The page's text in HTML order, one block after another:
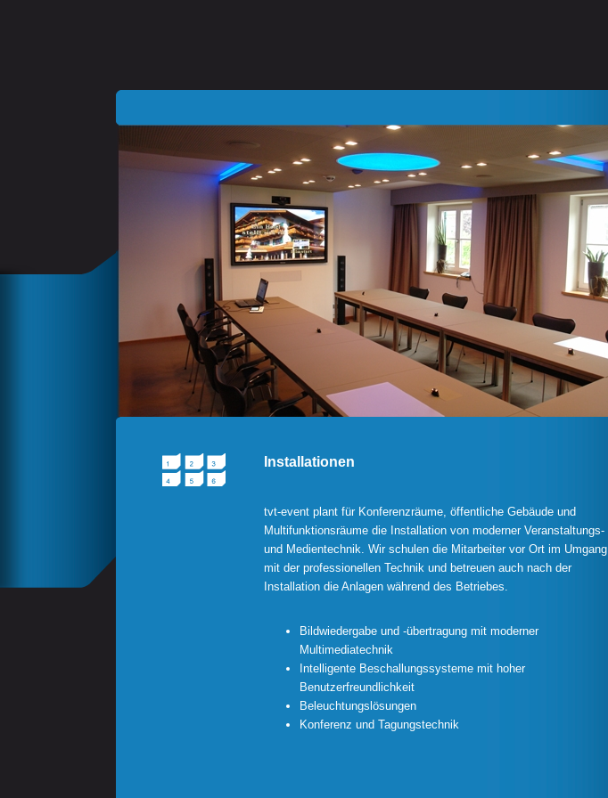
Installationen
tvt-event plant für Konferenzräume, öffentliche Gebäude und
Multifunktionsräume die Installation von moderner Veranstaltungs-
und Medientechnik. Wir schulen die Mitarbeiter vor Ort im Umgang
mit der professionellen Technik und betreuen auch nach der
Installation die Anlagen während des Betriebes.
Bildwiedergabe und -übertragung mit moderner
Multimediatechnik
Intelligente Beschallungssysteme mit hoher
Benutzerfreundlichkeit
Beleuchtungslösungen
Konferenz und Tagungstechnik